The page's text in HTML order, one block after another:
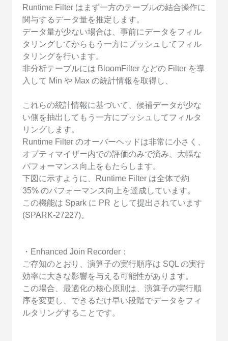
Runtime Filter はまず一方のテーブルの結合操作に
関与するデータ量を推定します。
データ量が少ない場合は、事前にデータをフィル
タリングしてからもう一方にプッシュしてフィル
タリングを行います。
非分析テーブルには BloomFilter などの Filter を導
入して Min や Max の統計情報を取得し、
これらの統計情報に基づいて、候補データが少な
い側を抽出してもう一方にプッシュしてフィルタ
リングします。
Runtime Filter のオーバーヘッドは非常に小さく、
オプティマイザー内での評価のみで済み、大幅な
パフォーマンス向上をもたらします。
下図に示すように、Runtime Filter は全体で約
35% のパフォーマンス向上を達成しています。
この機能は Spark に PR として提出されています
(SPARK-27227)。
・Enhanced Join Recorder：
ご存知のとおり、演算子の実行順序は SQL の実行
効率に大きな影響を与える可能性があります。
この場合、最適化の核心原則は、演算子の実行順
序を変更し、できるだけ早い段階でデータをフィ
ルタリングすることです。